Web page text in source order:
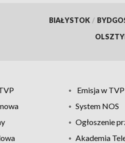
BIAŁYSTOK /
Emisja w TVP
System NOS
Ogłoszenie
Akademia